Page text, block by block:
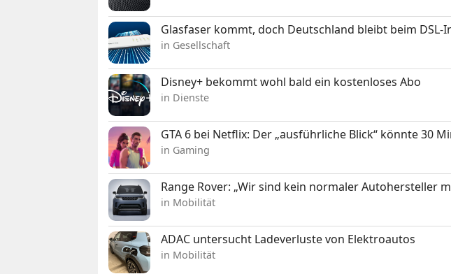
Glasfaser kommt, doch Deutschland bleibt beim DSL-
in Gesellschaft
Disney+ bekommt wohl bald ein kostenloses Abo
in Dienste
GTA 6 bei Netflix: Der „ausführliche Blick“ könnte 30
in Gaming
Range Rover: „Wir sind kein normaler Autohersteller
in Mobilität
ADAC untersucht Ladeverluste von Elektroautos
in Mobilität